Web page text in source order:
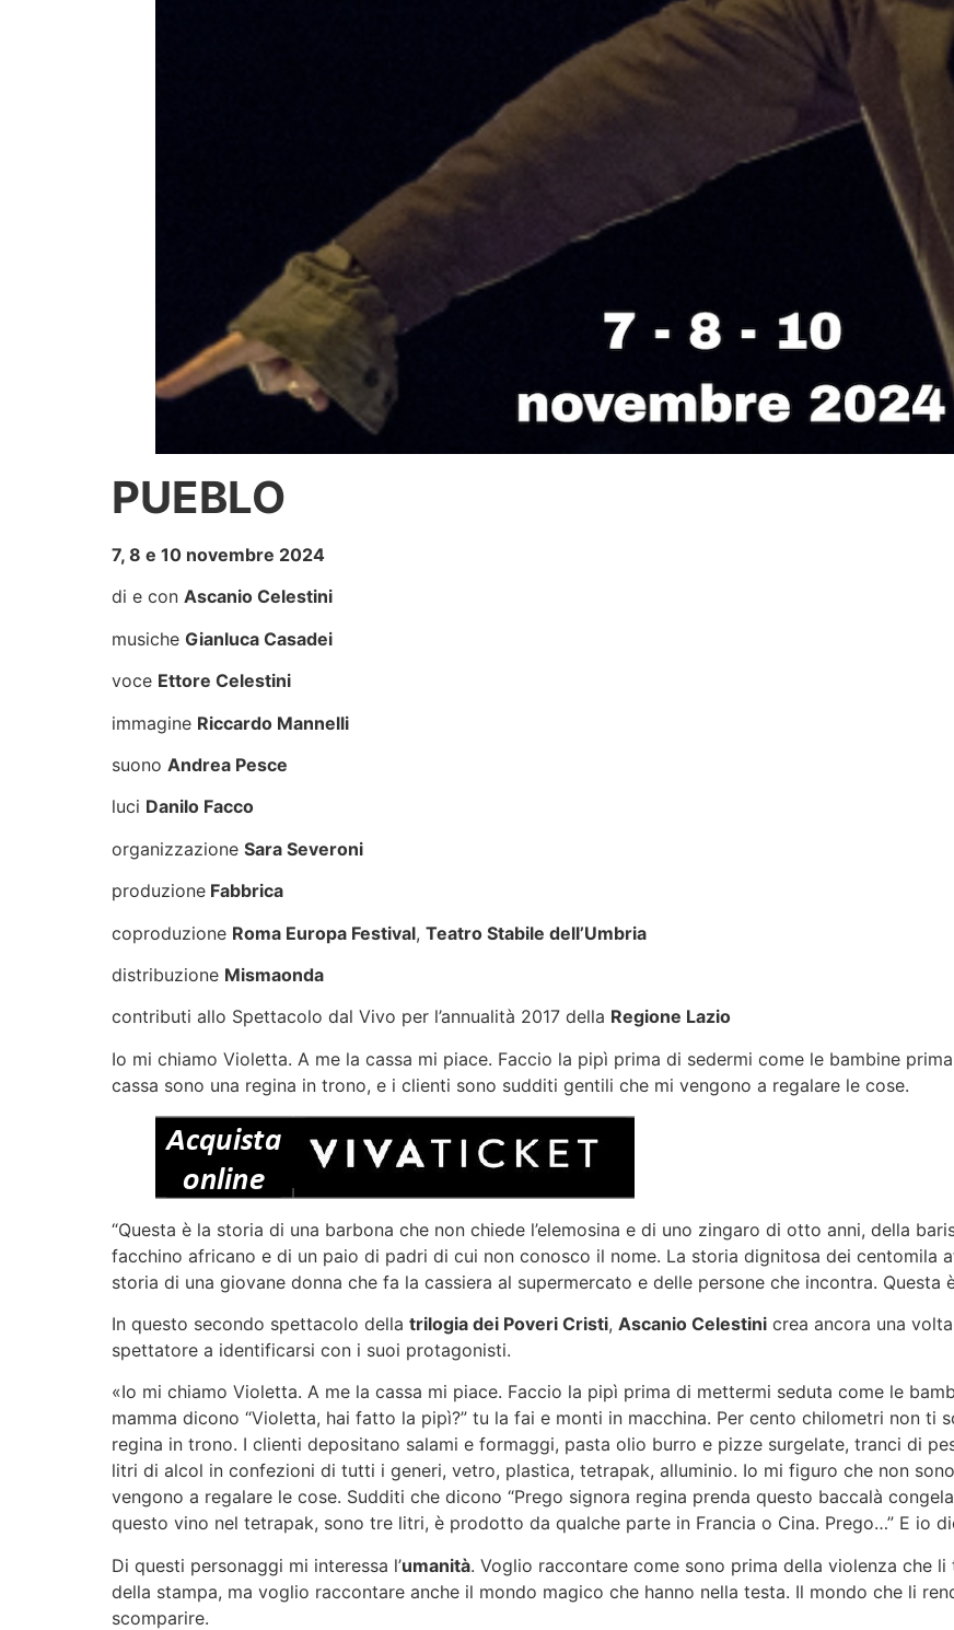
PUEBLO
7, 8 e 10 novembre 2024
di e con Ascanio Celestini
musiche Gianluca Casadei
voce Ettore Celestini
immagine Riccardo Mannelli
suono Andrea Pesce
luci Danilo Facco
organizzazione Sara Severoni
produzione Fabbrica
coproduzione Roma Europa Festival, Teatro Stabile dell’Umbria
distribuzione Mismaonda
contributi allo Spettacolo dal Vivo per l’annualità 2017 della Regione Lazio
Io mi chiamo Violetta. A me la cassa mi piace. Faccio la pipì prima di sedermi come le bambine
cassa sono una regina in trono, e i clienti sono sudditi gentili che mi vengono a regalare le cose.
“Questa è la storia di una barbona che non chiede l’elemosina e di uno zingaro di otto anni, della
facchino africano e di un paio di padri di cui non conosco il nome. La storia dignitosa dei centomila
storia di una giovane donna che fa la cassiera al supermercato e delle persone che incontra. Questa
In questo secondo spettacolo della trilogia dei Poveri Cristi, Ascanio Celestini crea ancora una
spettatore a identificarsi con i suoi protagonisti.
«Io mi chiamo Violetta. A me la cassa mi piace. Faccio la pipì prima di mettermi seduta come le
mamma dicono “Violetta, hai fatto la pipì?” tu la fai e monti in macchina. Per cento chilometri non ti
regina in trono. I clienti depositano salami e formaggi, pasta olio burro e pizze surgelate, tranci di
litri di alcol in confezioni di tutti i generi, vetro, plastica, tetrapak, alluminio. Io mi figuro che non
vengono a regalare le cose. Sudditi che dicono “Prego signora regina prenda questo baccalà
questo vino nel tetrapak, sono tre litri, è prodotto da qualche parte in Francia o Cina. Prego…” E io
Di questi personaggi mi interessa l’umanità. Voglio raccontare come sono prima della violenza che
della stampa, ma voglio raccontare anche il mondo magico che hanno nella testa. Il mondo che li
scomparire.